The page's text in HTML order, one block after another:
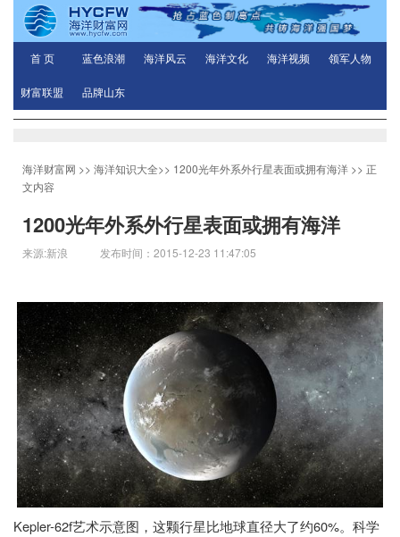
首 页 蓝色浪潮 海洋风云 海洋文化 海洋视频 领军人物
财富联盟 品牌山东
海洋财富网 >> 海洋知识大全>> 1200光年外系外行星表面或拥有海洋 >> 正
文内容
1200光年外系外行星表面或拥有海洋
来源:新浪 发布时间：2015-12-23 11:47:05
Kepler-62f艺术示意图，这颗行星比地球直径大了约60%。科学